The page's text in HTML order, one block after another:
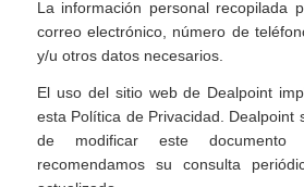
La información personal recopilada
correo electrónico, número de
y/u otros datos necesarios.
El uso del sitio web de Dealpoint
esta Política de Privacidad. Dealpoint
de modificar este
recomendamos su consulta